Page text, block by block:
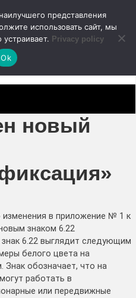
и не только, новинки зарубежного
автопрома
новый
изменения в приложение № 1 к
знаком 6.22
6.22 выглядит следующим
белого цвета на
Знак обозначает, что на
работать в
или передвижные
представления
использовать сайт, мы
устраивает. Privacy policy
Ok